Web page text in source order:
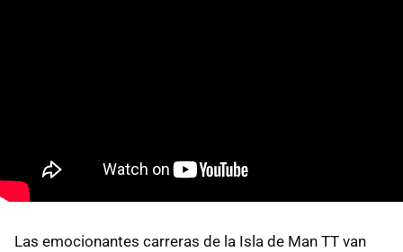
Las emocionantes carreras de la Isla de Man TT van